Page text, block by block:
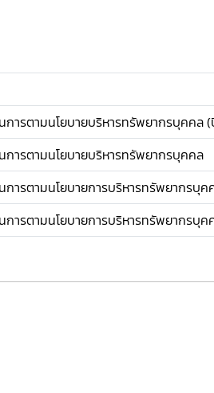
การตามนโยบายบริหารทรัพยากรบุคคล
การตามนโยบายบริหารทรัพยากรบุคคล
การตามนโยบายการบริหารทรัพยากรบุค
การตามนโยบายการบริหารทรัพยากรบุค